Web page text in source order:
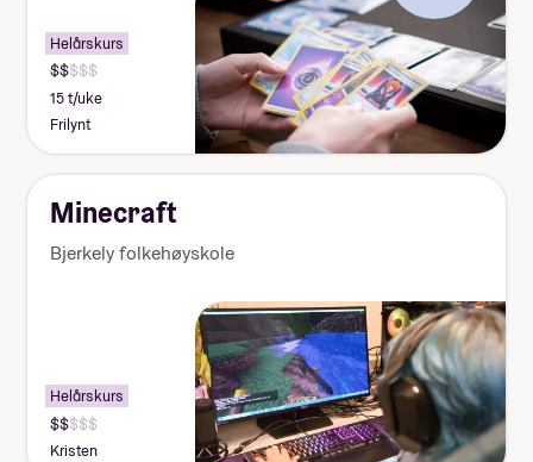
Helårskurs
15 t/uke
Frilynt
Minecraft
Bjerkely folkehøyskole
Helårskurs
Kristen